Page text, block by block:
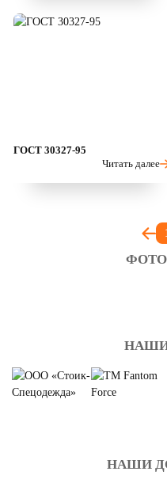
ГОСТ 30327-95
Читать далее
НАШИ